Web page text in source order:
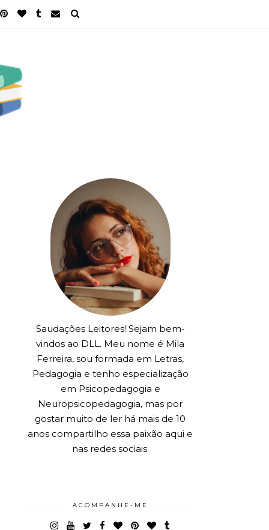
Saudações Leitores! Sejam bem-
vindos ao DLL. Meu nome é Mila
Ferreira, sou formada em Letras,
Pedagogia e tenho especialização
em Psicopedagogia e
Neuropsicopedagogia, mas por
gostar muito de ler há mais de 10
anos compartilho essa paixão aqui e
nas redes sociais.
ACOMPANHE-ME